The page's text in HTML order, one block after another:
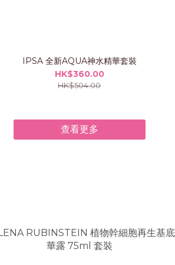
IPSA 全新AQUA神水精華套裝
HK$360.00
HK$504.00
查看更多